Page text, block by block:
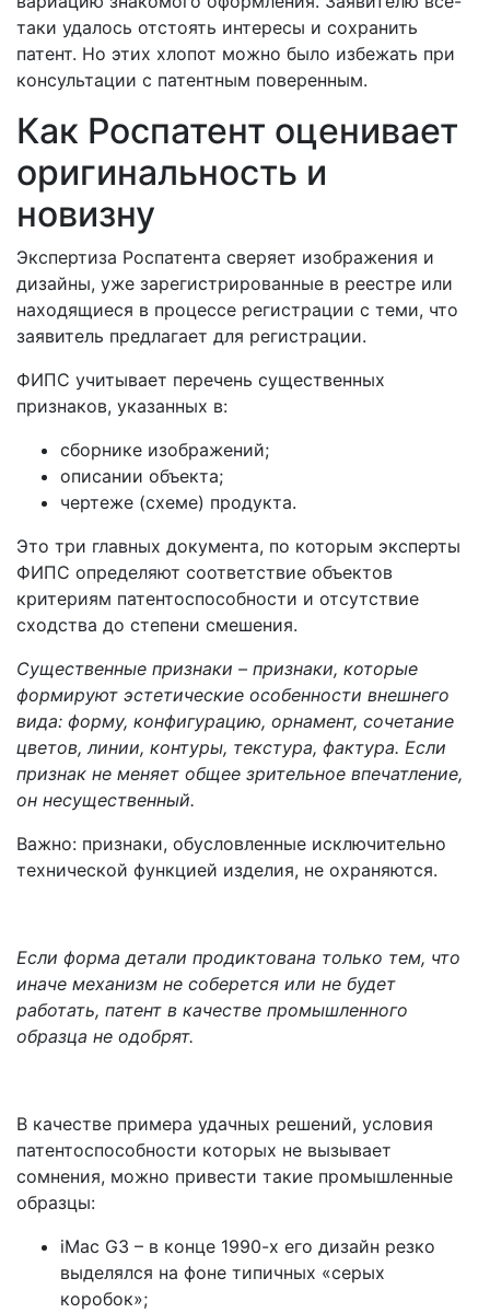
таки удалось отстоять интересы и сохранить
патент. Но этих хлопот можно было избежать при
консультации с патентным поверенным.
Как Роспатент оценивает
оригинальность и
новизну
Экспертиза Роспатента сверяет изображения и
дизайны, уже зарегистрированные в реестре или
находящиеся в процессе регистрации с теми, что
заявитель предлагает для регистрации.
ФИПС учитывает перечень существенных
признаков, указанных в:
сборнике изображений;
описании объекта;
чертеже (схеме) продукта.
Это три главных документа, по которым эксперты
ФИПС определяют соответствие объектов
критериям патентоспособности и отсутствие
сходства до степени смешения.
Существенные признаки – признаки, которые
формируют эстетические особенности внешнего
вида: форму, конфигурацию, орнамент, сочетание
цветов, линии, контуры, текстура, фактура. Если
признак не меняет общее зрительное впечатление,
он несущественный.
Важно: признаки, обусловленные исключительно
технической функцией изделия, не охраняются.
Если форма детали продиктована только тем, что
иначе механизм не соберется или не будет
работать, патент в качестве промышленного
образца не одобрят.
В качестве примера удачных решений, условия
патентоспособности которых не вызывает
сомнения, можно привести такие промышленные
образцы:
iMac G3 – в конце 1990-х его дизайн резко
выделялся на фоне типичных «серых
коробок»;